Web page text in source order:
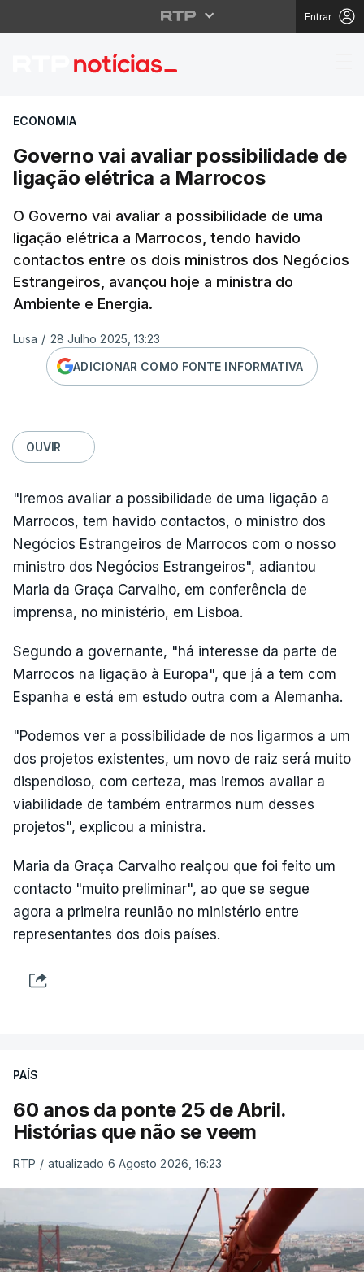
Entrar
Governo vai avaliar
ECONOMIA
Governo vai avaliar possibilidade de
ligação elétrica a Marrocos
O Governo vai avaliar a possibilidade de uma
ligação elétrica a Marrocos, tendo havido
contactos entre os dois ministros dos Negócios
Estrangeiros, avançou hoje a ministra do
Ambiente e Energia.
Lusa / 28 Julho 2025, 13:23
ADICIONAR COMO FONTE INFORMATIVA
OUVIR
"Iremos avaliar a possibilidade de uma ligação a
Marrocos, tem havido contactos, o ministro dos
Negócios Estrangeiros de Marrocos com o nosso
ministro dos Negócios Estrangeiros", adiantou
Maria da Graça Carvalho, em conferência de
imprensa, no ministério, em Lisboa.
Segundo a governante, "há interesse da parte de
Marrocos na ligação à Europa", que já a tem com
Espanha e está em estudo outra com a Alemanha.
"Podemos ver a possibilidade de nos ligarmos a um
dos projetos existentes, um novo de raiz será muito
dispendioso, com certeza, mas iremos avaliar a
viabilidade de também entrarmos num desses
projetos", explicou a ministra.
Maria da Graça Carvalho realçou que foi feito um
contacto "muito preliminar", ao que se segue
agora a primeira reunião no ministério entre
representantes dos dois países.
PAÍS
60 anos da ponte 25 de Abril.
Histórias que não se veem
RTP / atualizado 6 Agosto 2026, 16:23